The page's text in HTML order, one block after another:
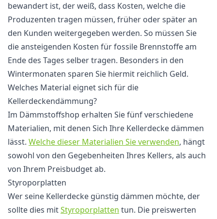
bewandert ist, der weiß, dass Kosten, welche die
Produzenten tragen müssen, früher oder später an
den Kunden weitergegeben werden. So müssen Sie
die ansteigenden Kosten für fossile Brennstoffe am
Ende des Tages selber tragen. Besonders in den
Wintermonaten sparen Sie hiermit reichlich Geld.
Welches Material eignet sich für die
Kellerdeckendämmung?
Im Dämmstoffshop erhalten Sie fünf verschiedene
Materialien, mit denen Sich Ihre Kellerdecke dämmen
lässt. Welche dieser Materialien Sie verwenden, hängt
sowohl von den Gegebenheiten Ihres Kellers, als auch
von Ihrem Preisbudget ab.
Styroporplatten
Wer seine Kellerdecke günstig dämmen möchte, der
sollte dies mitStyroporplatten tun. Die preiswerten